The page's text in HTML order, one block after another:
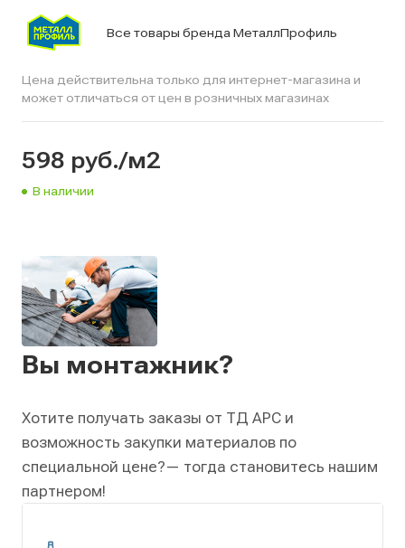
Все товары бренда МеталлПрофиль
Цена действительна только для интернет-магазина и
может отличаться от цен в розничных магазинах
598 руб./м2
В наличии
Вы монтажник?
Хотите получать заказы от ТД АРС и
возможность закупки материалов по
специальной цене?— тогда становитесь нашим
партнером!